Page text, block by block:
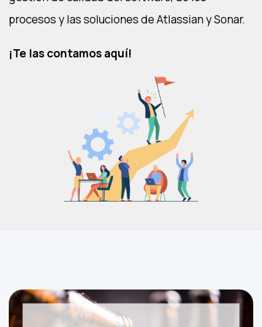
procesos y las soluciones de Atlassian y Sonar.
¡Te las contamos aquí!